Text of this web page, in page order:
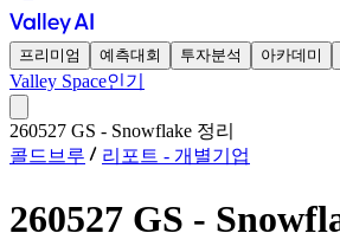
프리미엄 예측대회 투자분석 아카데미
Valley Space인기
260527 GS - Snowflake 정리
콜드브루
리포트 - 개별기업
260527 GS -